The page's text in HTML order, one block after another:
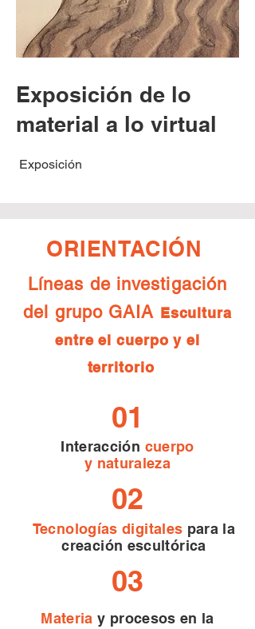
Exposición de lo
material a lo virtual
Exposición
ORIENTACIÓN
​Líneas de investigación
del grupo GAIA Escultura
entre el cuerpo y el
territorio
01
02
Interacción cuerpo
y naturaleza
Tecnologías digitales para la
creación escultórica
03
Materia y procesos en la